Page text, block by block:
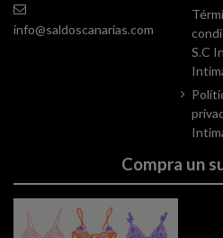
info@saldoscanarias.com
S.C
Compra un